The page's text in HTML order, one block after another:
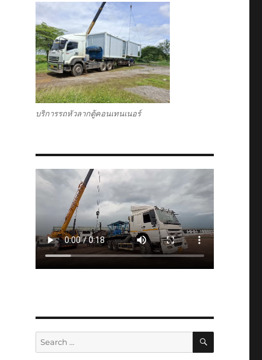
บริการรถหัวลากตู้คอนเทนเนอร์
Search
for:
SEARCH